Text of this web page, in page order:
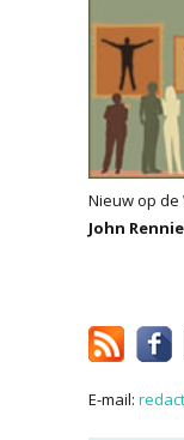
Nieuw op de
John Rennie
E-mail: